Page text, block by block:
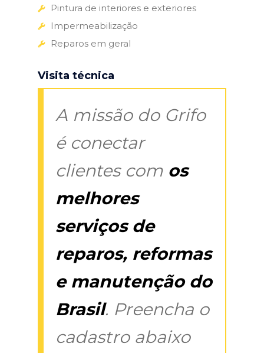
Pintura de interiores e exteriores
Impermeabilização
Reparos em geral
Visita técnica
A missão do Grifo
é conectar
clientes com os
melhores
serviços de
reparos, reformas
e manutenção do
Brasil. Preencha o
cadastro abaixo